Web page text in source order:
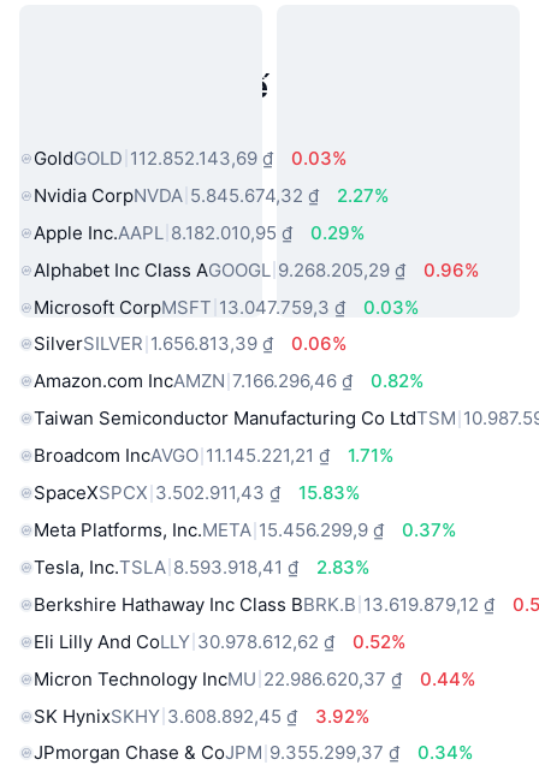
Tài sản trong thế giới thực phổ
GoldGOLD 112.852.143,69 ₫
0.03%
Nvidia CorpNVDA 5.845.674,32 ₫
2.27%
Apple Inc.AAPL 8.182.010,95 ₫
0.29%
Alphabet Inc Class AGOOGL 9.268.205,29 ₫
0.96%
Microsoft CorpMSFT 13.047.759,3 ₫
0.03%
SilverSILVER 1.656.813,39 ₫
0.06%
Amazon.com IncAMZN 7.166.296,46 ₫
0.82%
Taiwan Semiconductor Manufacturing Co LtdTSM
Broadcom IncAVGO 11.145.221,21 ₫
1.71%
SpaceXSPCX 3.502.911,43 ₫
15.83%
Meta Platforms, Inc.META 15.456.299,9 ₫
0.37%
Tesla, Inc.TSLA 8.593.918,41 ₫
2.83%
Berkshire Hathaway Inc Class BBRK.B 13.619.879,12 ₫
Eli Lilly And CoLLY 30.978.612,62 ₫
0.52%
Micron Technology IncMU 22.986.620,37 ₫
0.44%
SK HynixSKHY 3.608.892,45 ₫
3.92%
JPmorgan Chase & CoJPM 9.355.299,37 ₫
0.34%